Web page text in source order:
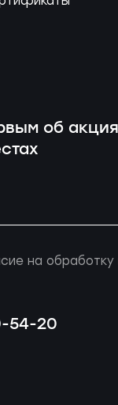
об
на обработку
54-20